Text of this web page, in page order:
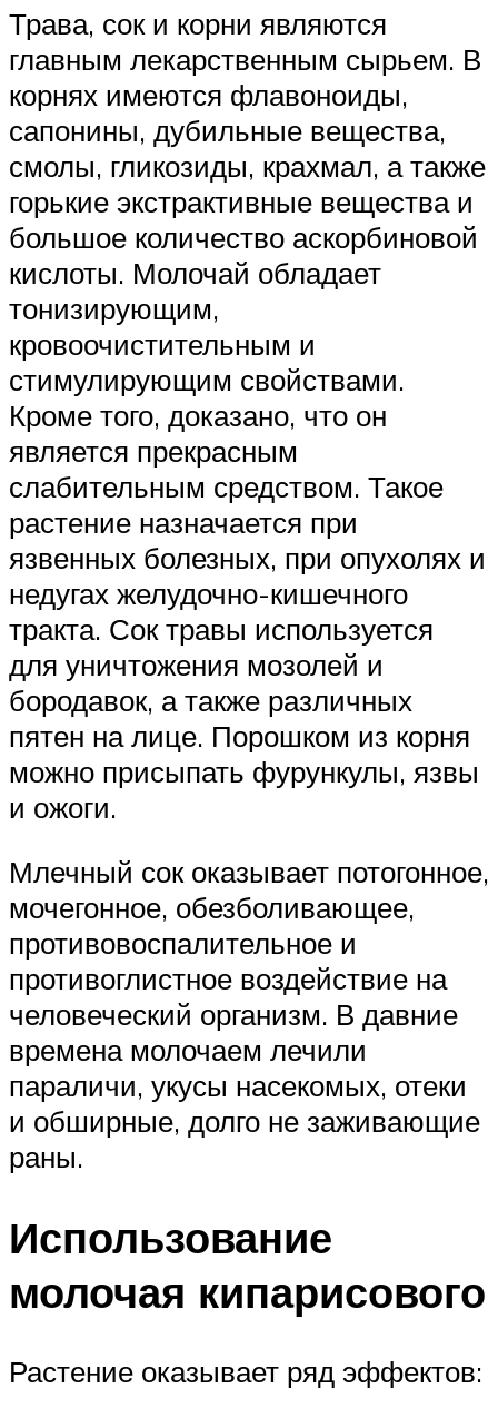
Трава, сок и корни являются
главным лекарственным сырьем. В
корнях имеются флавоноиды,
сапонины, дубильные вещества,
смолы, гликозиды, крахмал, а также
горькие экстрактивные вещества и
большое количество аскорбиновой
кислоты. Молочай обладает
тонизирующим,
кровоочистительным и
стимулирующим свойствами.
Кроме того, доказано, что он
является прекрасным
слабительным средством. Такое
растение назначается при
язвенных болезных, при опухолях и
недугах желудочно-кишечного
тракта. Сок травы используется
для уничтожения мозолей и
бородавок, а также различных
пятен на лице. Порошком из корня
можно присыпать фурункулы, язвы
и ожоги.
Млечный сок оказывает потогонное,
мочегонное, обезболивающее,
противовоспалительное и
противоглистное воздействие на
человеческий организм. В давние
времена молочаем лечили
параличи, укусы насекомых, отеки
и обширные, долго не заживающие
раны.
Использование
молочая кипарисового
Растение оказывает ряд эффектов: